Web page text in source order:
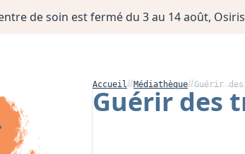
de soin est fermé du 3 au 14 août,
Accueil Médiathèque Guérir
Guérir des